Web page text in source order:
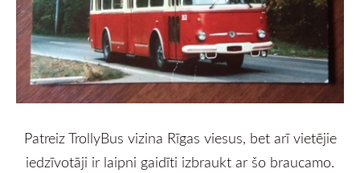
Patreiz TrollyBus vizina Rīgas viesus, bet arī vietējie
iedzīvotāji ir laipni gaidīti izbraukt ar šo braucamo.